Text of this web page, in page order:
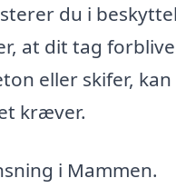
du i
at dit tag
eller skifer, kan
kræver.
i Mammen.